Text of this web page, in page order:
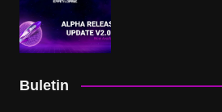
Buletin